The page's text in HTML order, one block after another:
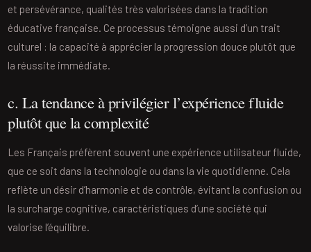
et persévérance, qualités très valorisées dans la tradition
éducative française. Ce processus témoigne aussi d’un trait
culturel : la capacité à apprécier la progression douce plutôt que
la réussite immédiate.
c. La tendance à privilégier l’expérience fluide
plutôt que la complexité
Les Français préfèrent souvent une expérience utilisateur fluide,
que ce soit dans la technologie ou dans la vie quotidienne. Cela
reflète un désir d’harmonie et de contrôle, évitant la confusion ou
la surcharge cognitive, caractéristiques d’une société qui
valorise l’équilibre.